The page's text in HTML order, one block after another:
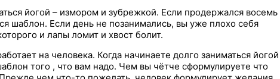
йогой – измором и зубрежкой. Если продержался восемь
шаблон. Если день не позанимались, вы уже плохо себя
и лапы ломит и хвост болит.
на человека. Когда начинаете долго заниматься йогой
того , что вам надо. Чем вы чётче сформулируете что